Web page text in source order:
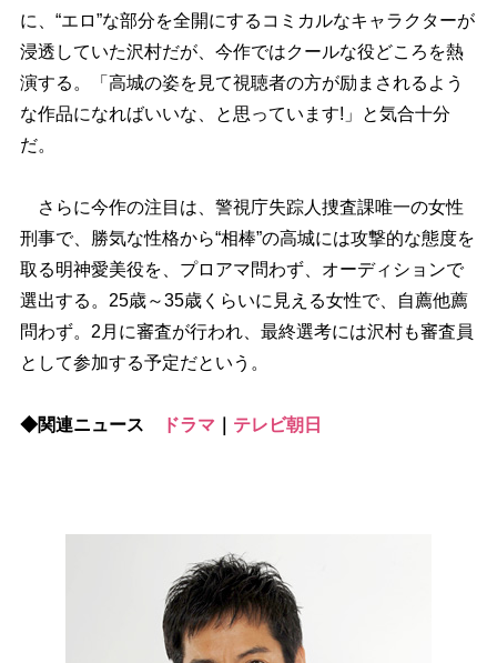
に、“エロ”な部分を全開にするコミカルなキャラクターが
浸透していた沢村だが、今作ではクールな役どころを熱
演する。「高城の姿を見て視聴者の方が励まされるよう
な作品になればいいな、と思っています!」と気合十分
だ。
さらに今作の注目は、警視庁失踪人捜査課唯一の女性
刑事で、勝気な性格から“相棒”の高城には攻撃的な態度を
取る明神愛美役を、プロアマ問わず、オーディションで
選出する。25歳～35歳くらいに見える女性で、自薦他薦
問わず。2月に審査が行われ、最終選考には沢村も審査員
として参加する予定だという。
◆関連ニュース ドラマ テレビ朝日